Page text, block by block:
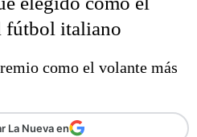
Olímpico
fútbol italiano
como el volante más
La Nueva en